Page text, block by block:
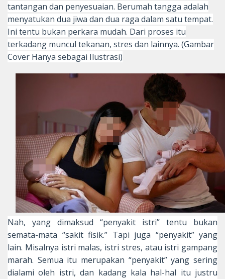
tantangan dan penyesuaian. Berumah tangga adalah
menyatukan dua jiwa dan dua raga dalam satu tempat.
Ini tentu bukan perkara mudah. Dari proses itu
terkadang muncul tekanan, stres dan lainnya. (Gambar
Cover Hanya sebagai Ilustrasi)
Nah, yang dimaksud “penyakit istri” tentu bukan
semata-mata “sakit fisik.” Tapi juga “penyakit” yang
lain. Misalnya istri malas, istri stres, atau istri gampang
marah. Semua itu merupakan “penyakit” yang sering
dialami oleh istri, dan kadang kala hal-hal itu justru